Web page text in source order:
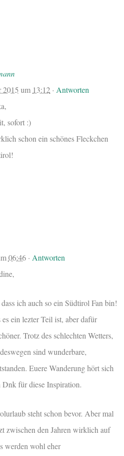
2015 um 13:12 · Antworten
sofort :)
schon ein schönes Fleckchen
06:46· Antworten
ich auch so ein Südtirol Fan bin!
ein lezter Teil ist, aber dafür
Trotz des schlechten Wetters,
sind wunderbare,
Euere Wanderung hört sich
für diese Inspiration.
steht schon bevor. Aber mal
zwischen den Jahren wirklich auf
werden wohl eher